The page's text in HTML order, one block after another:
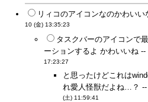
リィコのアイコンなのかわいい
10 (金) 13:35:23
タスクバーのアイコンで
ーションするよ かわいいね --
17:23:27
と思ったけどこれは
れ愛人怪獣だよね…？
(土) 11:59:41